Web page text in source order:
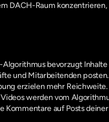
DACH-Raum
Algorithmus bevorzugt
und Mitarbeitenden posten.
erzielen mehr
werden vom
Kommentare auf Posts